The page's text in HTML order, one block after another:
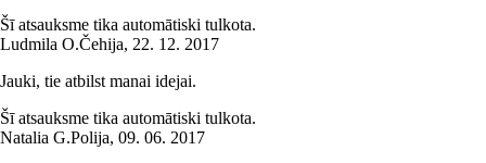
Šī atsauksme tika automātiski tulkota.
Ludmila O.Čehija, 22. 12. 2017
Jauki, tie atbilst manai idejai.
Šī atsauksme tika automātiski tulkota.
Natalia G.Polija, 09. 06. 2017